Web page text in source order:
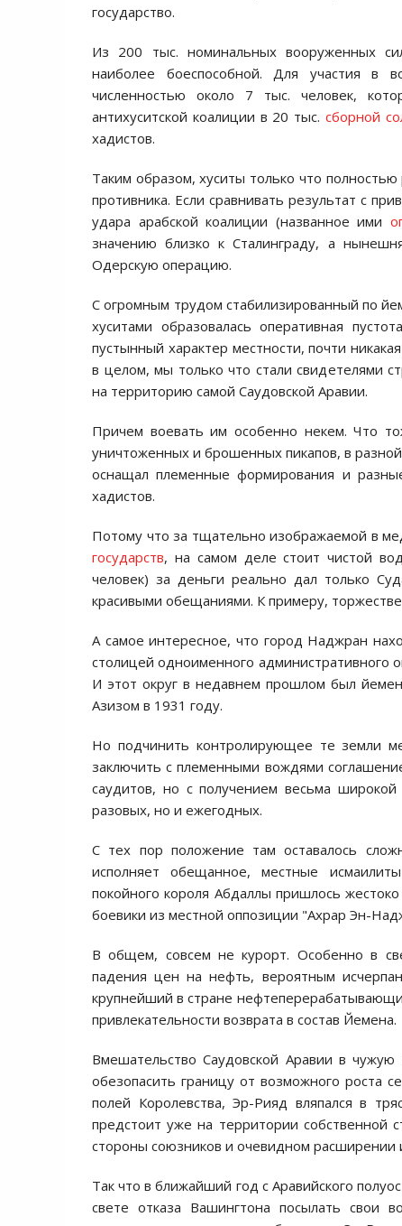
государство.
Из 200 тыс. номинальных вооруженных
наиболее боеспособной. Для участия в
численностью около 7 тыс. человек,
антихуситской коалиции в 20 тыс. сборной
хадистов.
Таким образом, хуситы только что
противника. Если сравнивать результат с
удара арабской коалиции (названное ими
значению близко к Сталинграду, а
Одерскую операцию.
С огромным трудом стабилизированный по
хуситами образовалась оперативная
пустынный характер местности, почти
в целом, мы только что стали свидетелями
на территорию самой Саудовской Аравии.
Причем воевать им особенно некем. Что
уничтоженных и брошенных пикапов, в
оснащал племенные формирования и
хадистов.
Потому что за тщательно изображаемой в
государств, на самом деле стоит чистой
человек) за деньги реально дал только
красивыми обещаниями. К примеру,
А самое интересное, что город Наджран
столицей одноименного административного
И этот округ в недавнем прошлом был
Азизом в 1931 году.
Но подчинить контролирующее те земли
заключить с племенными вождями
саудитов, но с получением весьма
разовых, но и ежегодных.
С тех пор положение там оставалось
исполняет обещанное, местные
покойного короля Абдаллы пришлось
боевики из местной оппозиции "Ахрар Эн-
В общем, совсем не курорт. Особенно в
падения цен на нефть, вероятным
крупнейший в стране
привлекательности возврата в состав Йемена.
Вмешательство Саудовской Аравии в
обезопасить границу от возможного роста
полей Королевства, Эр-Рияд вляпался в
предстоит уже на территории собственной
стороны союзников и очевидном расширении
Так что в ближайший год с Аравийского
свете отказа Вашингтона посылать свои